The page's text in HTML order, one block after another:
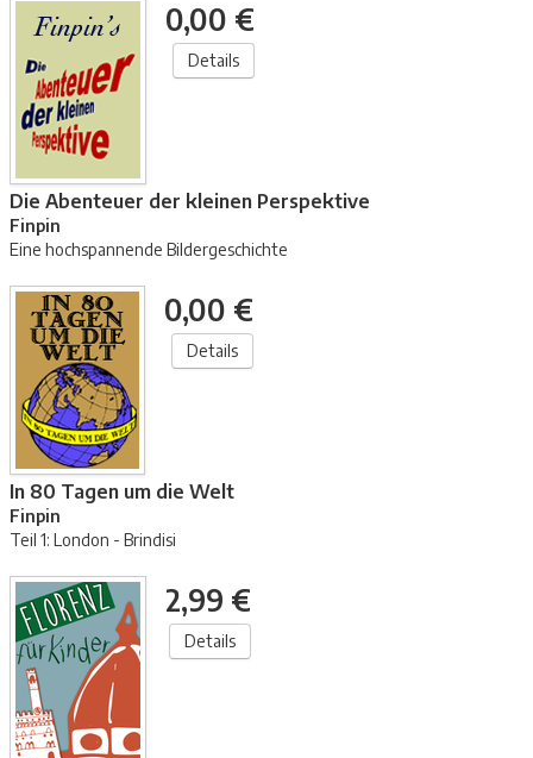
0,00 €
Details
Die Abenteuer der kleinen Perspektive
Finpin
Eine hochspannende Bildergeschichte
0,00 €
Details
In 80 Tagen um die Welt
Finpin
Teil 1: London - Brindisi
2,99 €
Details